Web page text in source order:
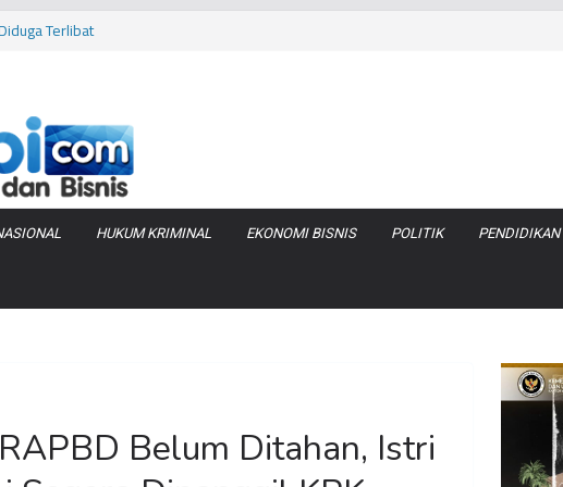
Terlibat
Jadi Rp
Zenix di
HUKUM KRIMINAL EKONOMI BISNIS POLITIK PENDIDIKAN
Belum Ditahan, Istri